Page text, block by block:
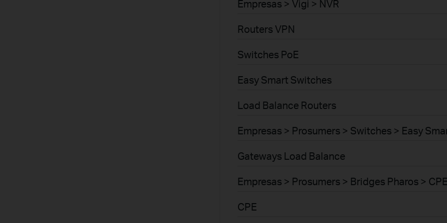
Empresas > Vigi > NVR
Routers VPN
Switches PoE
Easy Smart Switches
Load Balance Routers
Empresas > Prosumers > Switches > Easy
Gateways Load Balance
Empresas > Prosumers > Bridges Pharos >
CPE